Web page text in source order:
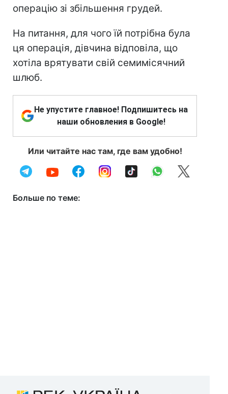
операцію зі збільшення грудей.
На питання, для чого їй потрібна була
ця операція, дівчина відповіла, що
хотіла врятувати свій семимісячний
шлюб.
Не упустите главное! Подпишитесь на
наши обновления в Google!
Или читайте нас там, где вам удобно!
Больше по теме: